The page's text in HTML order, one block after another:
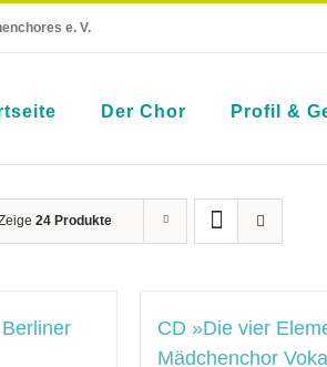
e. V.
Der Chor Profil &
24 Produkte
CD »Die vier
Mädchenchor